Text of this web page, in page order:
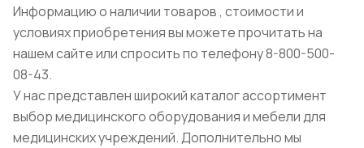
Информацию о наличии товаров , стоимости и
условиях приобретения вы можете прочитать на
нашем сайте или спросить по телефону 8-800-500-
08-43.
У нас представлен широкий каталог ассортимент
выбор медицинского оборудования и мебели для
медицинских учреждений. Дополнительно мы